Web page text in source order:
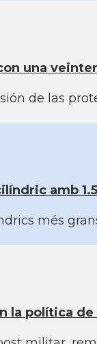
una
de las
amb
més
la polí­tica